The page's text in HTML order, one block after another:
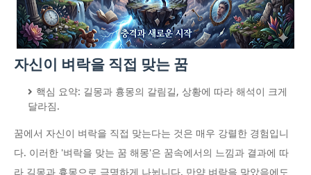
자신이 벼락을 직접 맞는 꿈
핵심 요약: 길몽과 흉몽의 갈림길, 상황에 따라 해석이 크게
달라짐.
꿈에서 자신이 벼락을 직접 맞는다는 것은 매우 강렬한 경험입니
다. 이러한 '벼락을 맞는 꿈 해몽'은 꿈속에서의 느낌과 결과에 따
라 길몽과 흉몽으로 극명하게 나뉩니다. 만약 벼락을 맞았음에도